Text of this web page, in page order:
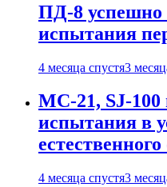
ПД-8 успешно
испытания
4 месяца спустя3
МС-21, SJ-
испытания в
4 месяца спустя3